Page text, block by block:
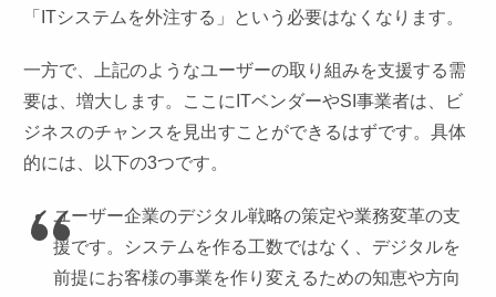
「ITシステムを外注する」という必要はなくなります。
一方で、上記のようなユーザーの取り組みを支援する需
要は、増大します。ここにITベンダーやSI事業者は、ビ
ジネスのチャンスを見出すことができるはずです。具体
的には、以下の3つです。
ユーザー企業のデジタル戦略の策定や業務変革の支
援です。システムを作る工数ではなく、デジタルを
前提にお客様の事業を作り変えるための知恵や方向